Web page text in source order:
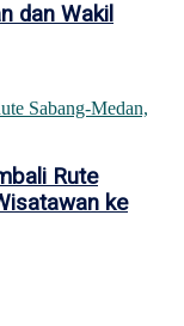
dan Wakil
Rute
ke